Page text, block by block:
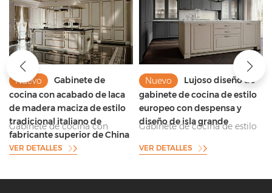
Nuevo
Gabinete de
cocina con acabado de laca
de madera maciza de estilo
tradicional italiano de
fabricante superior de China
Gabinete de cocina con
acabado de laca de madera
maciza estándar superior con
de encimera de mármol
VER DETALLES
Nuevo
Lujoso diseño de
gabinete de cocina de estilo
europeo con despensa y
diseño de isla grande
Gabinete de cocina de estilo
suministro de fabricante de
de China
VER DETALLES